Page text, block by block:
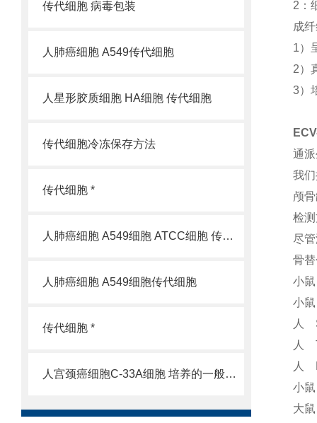
传代细胞 病毒包装
人肺癌细胞 A549传代细胞
人星形胶质细胞 HA细胞 传代细胞
传代细胞冷冻保存方法
传代细胞 *
人肺癌细胞 A549细胞 ATCC细胞 传代细胞
人肺癌细胞 A549细胞传代细胞
传代细胞 *
人宫颈癌细胞C-33A细胞 培养的一般过程
2：
成
1）
2）
3）
通
我
颅
检
尽
骨
小
小
人
人
人
小
大